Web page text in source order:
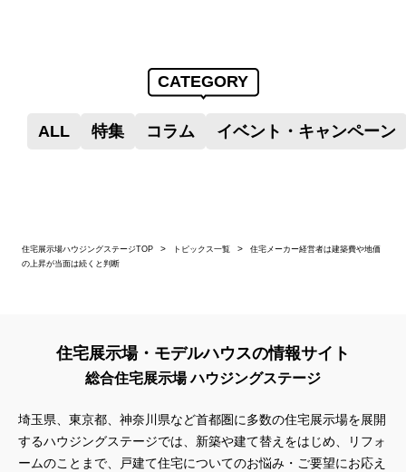
CATEGORY
ALL 特集 コラム イベント・キャンペーン
住宅展示場ハウジングステージTOP トピックス一覧
住宅メーカー経営者は建築費や地価
の上昇が当面は続くと判断
住宅展示場・モデルハウスの情報サイト
総合住宅展示場 ハウジングステージ
埼玉県、東京都、神奈川県など首都圏に多数の住宅展示場を展開
するハウジングステージでは、新築や建て替えをはじめ、リフォ
ームのことまで、戸建て住宅についてのお悩み・ご要望にお応え